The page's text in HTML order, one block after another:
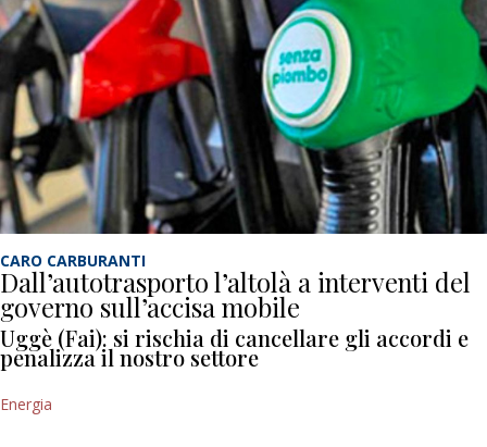
CARO CARBURANTI
Dall’autotrasporto l’altolà a interventi del
governo sull’accisa mobile
Uggè (Fai): si rischia di cancellare gli accordi e
penalizza il nostro settore
Energia